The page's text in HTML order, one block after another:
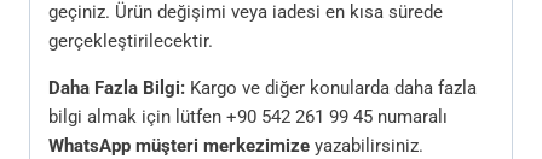
geçiniz. Ürün değişimi veya iadesi en kısa sürede
gerçekleştirilecektir.
Daha Fazla Bilgi: Kargo ve diğer konularda daha fazla
bilgi almak için lütfen +90 542 261 99 45 numaralı
WhatsApp müşteri merkezimize yazabilirsiniz.